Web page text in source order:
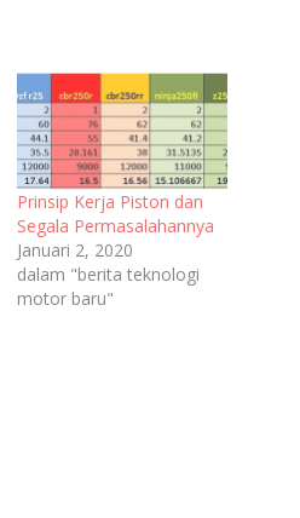
Prinsip Kerja Piston dan
Segala Permasalahannya
Januari 2, 2020
dalam "berita teknologi
motor baru"